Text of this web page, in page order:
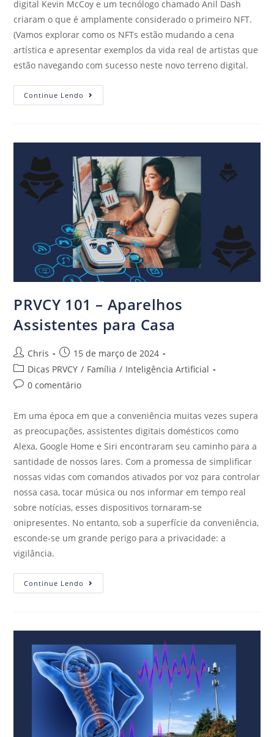
digital Kevin McCoy e um tecnólogo chamado Anil Dash
criaram o que é amplamente considerado o primeiro NFT.
(Vamos explorar como os NFTs estão mudando a cena
artística e apresentar exemplos da vida real de artistas que
estão navegando com sucesso neste novo terreno digital.
Continue Lendo
PRVCY 101 – Aparelhos
Assistentes para Casa
Chris
15 de março de 2024
Dicas PRVCY / Família / Inteligência Artificial
0 comentário
Em uma época em que a conveniência muitas vezes supera
as preocupações, assistentes digitais domésticos como
Alexa, Google Home e Siri encontraram seu caminho para a
santidade de nossos lares. Com a promessa de simplificar
nossas vidas com comandos ativados por voz para controlar
nossa casa, tocar música ou nos informar em tempo real
sobre notícias, esses dispositivos tornaram-se
onipresentes. No entanto, sob a superfície da conveniência,
esconde-se um grande perigo para a privacidade: a
vigilância.
Continue Lendo